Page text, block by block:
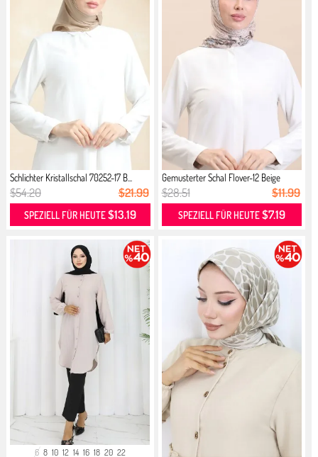
Schlichter Kristallschal 70252-17 B...
$54.20 $21.99
SPEZIELL FÜR HEUTE$13.19
Gemusterter Schal Flover-12 Beige
$28.51 $11.99
SPEZIELL FÜR HEUTE$7.19
6 8 10 12 14 16 18 20 22